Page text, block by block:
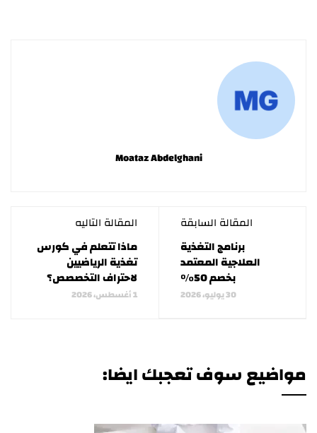
Moataz Abdelghani
المقالة السابقة
برنامج التغذية
العلاجية المعتمد
بخصم 50%
30 يوليو، 2026
المقالة التاليه
ماذا تتعلم في كورس
تغذية الرياضيين
لاحتراف التخصصص؟
1 أغسطس، 2026
مواضيع سوف تعجبك ايضا: